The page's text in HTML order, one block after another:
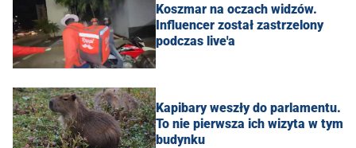
Koszmar na oczach widzów.
Influencer został zastrzelony
podczas live'a
Kapibary weszły do parlamentu.
To nie pierwsza ich wizyta w tym
budynku